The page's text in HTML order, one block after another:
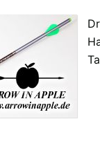
- wählen Sie